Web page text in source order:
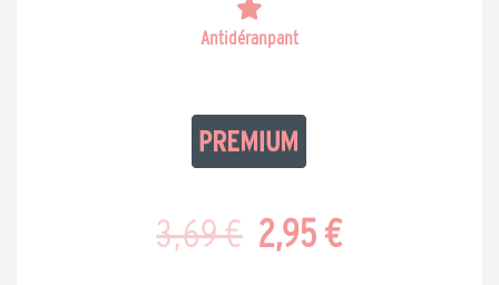
Antidéranpant
3,69€ Le
2,95€Le